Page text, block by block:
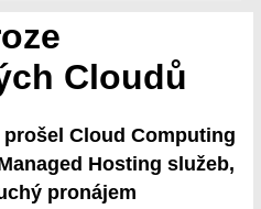
Cloudů
Cloud Computing
Hosting služeb,
pronájem